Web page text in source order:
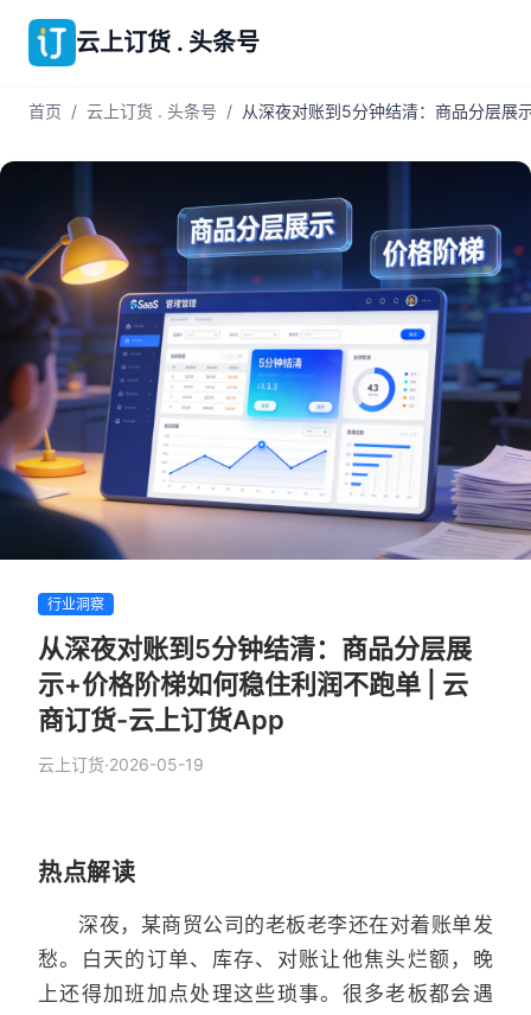
云上订货 . 头条号
首页 / 云上订货 . 头条号 / 从深夜对账到5分钟结清：商品分层
行业洞察
从深夜对账到5分钟结清：商品分层展
示+价格阶梯如何稳住利润不跑单 | 云
商订货-云上订货App
云上订货·2026-05-19
热点解读
深夜，某商贸公司的老板老李还在对着账单发
愁。白天的订单、库存、对账让他焦头烂额，晚
上还得加班加点处理这些琐事。很多老板都会遇